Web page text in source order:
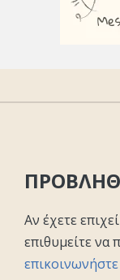
Αν έχετε
επιθυμείτε να